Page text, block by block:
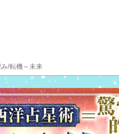
/転機～未来